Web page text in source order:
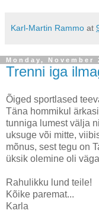
Karl-Martin Rammo at
Monday, November
Trenni iga
Õiged sportlased
Täna hommikul
tunniga lumest välja
uksuge või mitte,
mõnus, sest tegu on
üksik olemine oli
Rahulikku lund teile!
Kõike paremat...
Karla